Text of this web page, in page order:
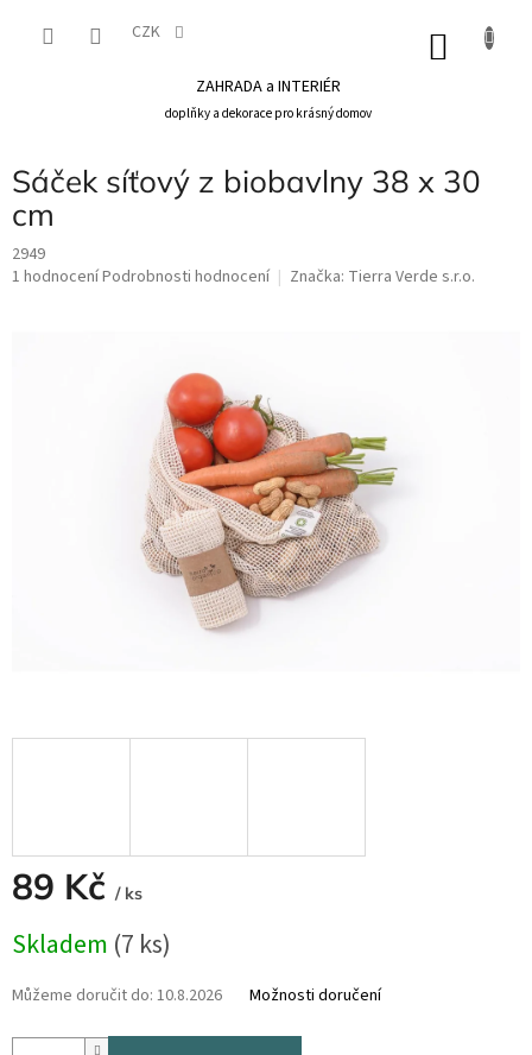
CZK
ZAHRADA a INTERIÉR
doplňky a dekorace pro krásný domov
Sáček síťový z biobavlny 38 x 30
cm
2949
Průměrné
1 hodnoceníPodrobnosti hodnocení Značka: Tierra Verde s.r.o.
89 Kč / ks
cena:
Skladem (7 ks)
Můžeme doručit do: 10.8.2026 Možnosti doručení